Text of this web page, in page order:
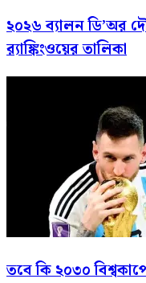
২০২৬ ব্যালন ডি’অর
র‍্যাঙ্কিংওয়ের তালিকা
তবে কি ২০৩০